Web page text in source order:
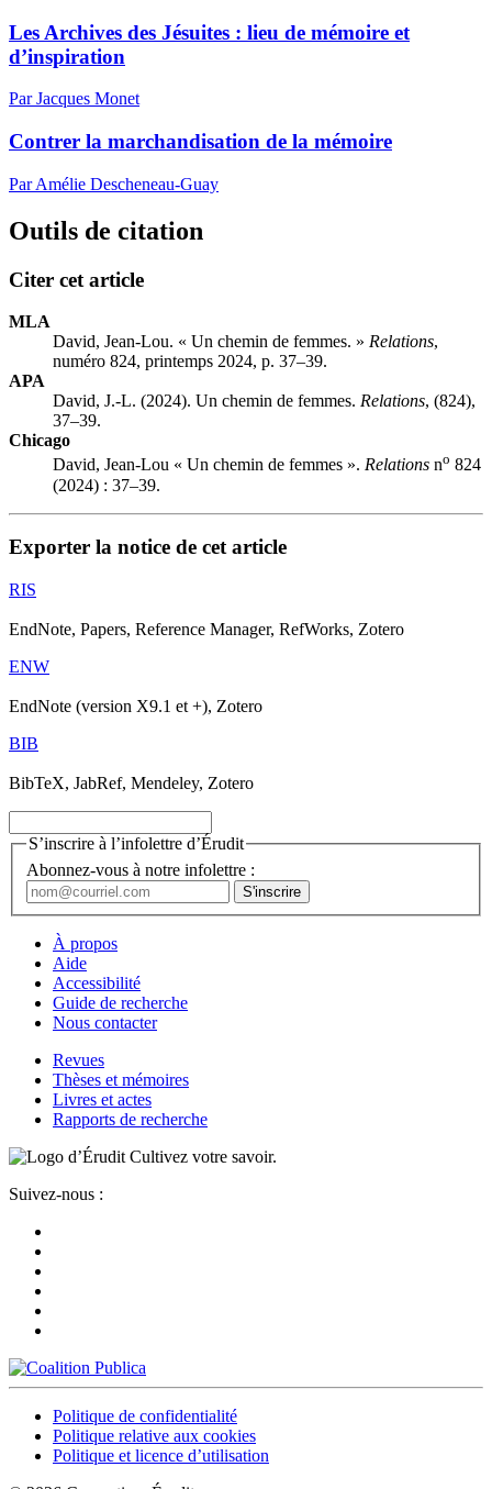
Les Archives des Jésuites : lieu de mémoire et
d’inspiration
Par Jacques Monet
Contrer la marchandisation de la mémoire
Par Amélie Descheneau-Guay
Outils de citation
Citer cet article
MLA
David, Jean-Lou. « Un chemin de femmes. » Relations,
numéro 824, printemps 2024, p. 37–39.
APA
David, J.-L. (2024). Un chemin de femmes. Relations, (824),
37–39.
Chicago
David, Jean-Lou « Un chemin de femmes ». Relations no 824
(2024) : 37–39.
Exporter la notice de cet article
RIS
EndNote, Papers, Reference Manager, RefWorks, Zotero
ENW
EndNote (version X9.1 et +), Zotero
BIB
BibTeX, JabRef, Mendeley, Zotero
S’inscrire à l’infolettre d’Érudit
Abonnez-vous à notre infolettre :
À propos
Aide
Accessibilité
Guide de recherche
Nous contacter
Revues
Thèses et mémoires
Livres et actes
Rapports de recherche
Cultivez votre savoir.
Suivez-nous :
Politique de confidentialité
Politique relative aux cookies
Politique et licence d’utilisation